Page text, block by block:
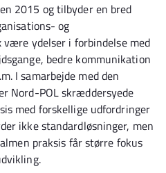
2015 og tilbyder en bred
og
være ydelser i forbindelse med
bedre kommunikation
I samarbejde med den
Nord-POL skræddersyede
med forskellige udfordringer
ikke standardløsninger, men
praksis får større fokus